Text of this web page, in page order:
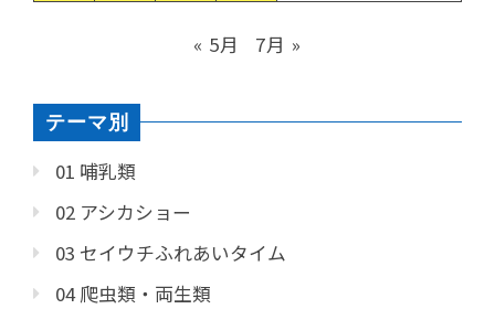
« 5月 7月 »
テーマ別
01 哺乳類
02 アシカショー
03 セイウチふれあいタイム
04 爬虫類・両生類